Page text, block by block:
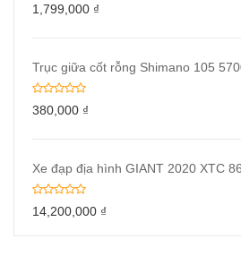
1,799,000 ₫
Trục giữa cốt rỗng Shimano 105
380,000 ₫
Xe đạp địa hình GIANT 2020 XTC
14,200,000 ₫